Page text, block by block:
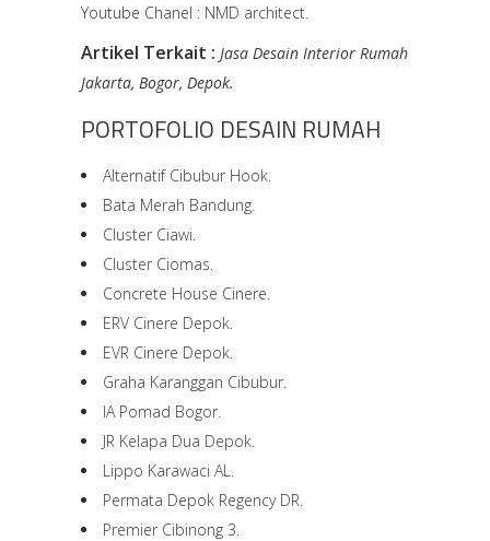
Youtube Chanel : NMD architect.
Artikel Terkait : Jasa Desain Interior Rumah
Jakarta, Bogor, Depok.
PORTOFOLIO DESAIN RUMAH
Alternatif Cibubur Hook.
Bata Merah Bandung.
Cluster Ciawi.
Cluster Ciomas.
Concrete House Cinere.
ERV Cinere Depok.
EVR Cinere Depok.
Graha Karanggan Cibubur.
IA Pomad Bogor.
JR Kelapa Dua Depok.
Lippo Karawaci AL.
Permata Depok Regency DR.
Premier Cibinong 3.